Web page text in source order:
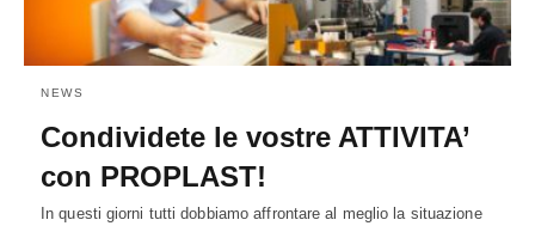
NEWS
Condividete le vostre ATTIVITA’
con PROPLAST!
In questi giorni tutti dobbiamo affrontare al meglio la situazione